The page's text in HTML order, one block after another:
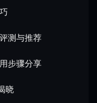
测与推荐
步骤分享
晓